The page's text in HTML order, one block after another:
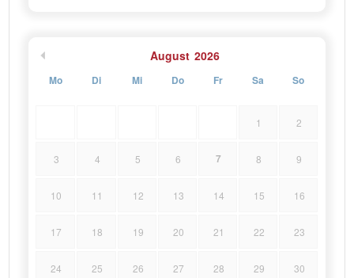
August 2026
Mo Di Mi Do Fr Sa So
1 2
3 4 5 6 7 8 9
10 11 12 13 14 15 16
17 18 19 20 21 22 23
24 25 26 27 28 29 30